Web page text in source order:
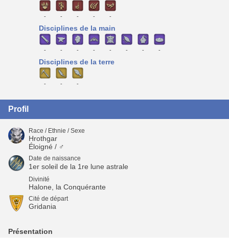
- - - - -
Disciplines de la main
- - - - - - - -
Disciplines de la terre
- - -
Profil
Race / Ethnie / Sexe
Hrothgar
Éloigné / ♂
Date de naissance
1er soleil de la 1re lune astrale
Divinité
Halone, la Conquérante
Cité de départ
Gridania
Présentation